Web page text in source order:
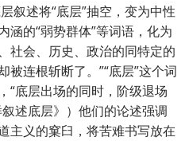
叙述将“底层”抽空，变为中性
涵的“弱势群体”等词语，化为
社会、历史、政治的同特定的
连根斩断了。”“底层”这个词
“底层出场的同时，阶级退场
述底层》）他们的论述强调
主义的窠臼，将苦难书写放在